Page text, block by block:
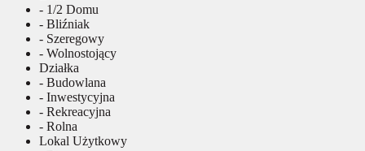
- 1/2 Domu
- Bliźniak
- Szeregowy
- Wolnostojący
Działka
- Budowlana
- Inwestycyjna
- Rekreacyjna
- Rolna
Lokal Użytkowy